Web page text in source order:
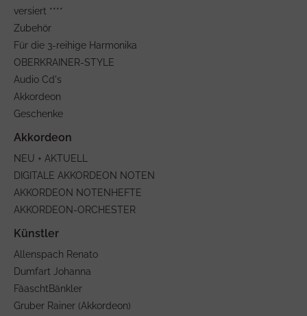
versiert ****
Zubehör
Für die 3-reihige Harmonika
OBERKRAINER-STYLE
Audio Cd's
Akkordeon
Geschenke
NEU + AKTUELL
DIGITALE AKKORDEON NOTEN
AKKORDEON NOTENHEFTE
AKKORDEON-ORCHESTER
Allenspach Renato
Dumfart Johanna
FäaschtBänkler
Gruber Rainer (Akkordeon)